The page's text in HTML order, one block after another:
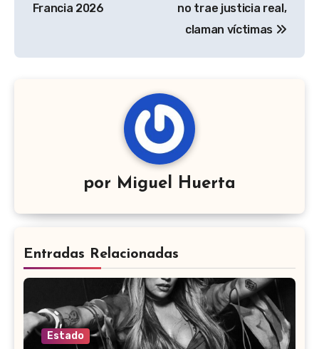
Francia 2026
no trae justicia real,
claman víctimas
por Miguel Huerta
Entradas Relacionadas
Estado